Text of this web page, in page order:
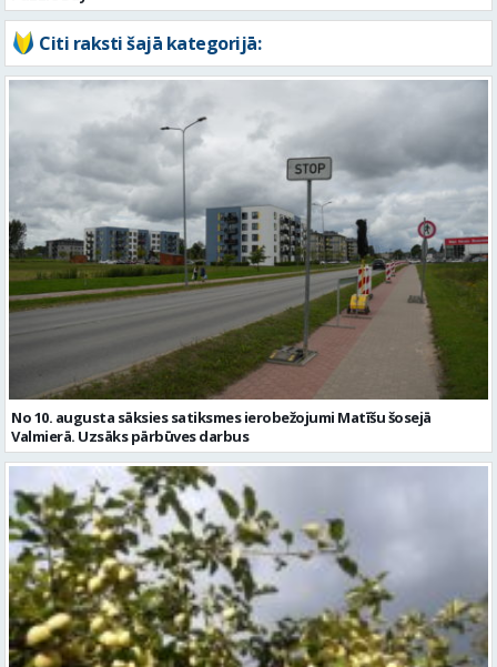
No 10. augusta sāksies satiksmes ierobežojumi Matīšu šosejā
Valmierā. Uzsāks pārbūves darbus